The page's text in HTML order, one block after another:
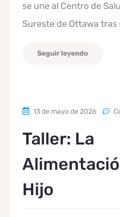
se une al Centro de
Sureste de Ottawa tras
Seguir leyendo
13 de mayo de 2026
Taller: La
Hijo